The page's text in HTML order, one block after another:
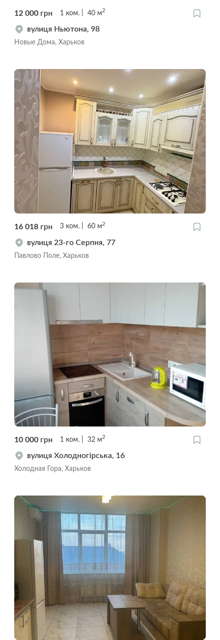
12 000 грн 1 ком. 40 м2
вулиця Ньютона, 98
Новые Дома, Харьков
16 018 грн 3 ком. 60 м 2
вулиця 23-го Серпня, 77
Павлово Поле, Харьков
10 000 грн 1 ком. 32 м2
вулиця Холодногірська, 16
Холодная Гора, Харьков